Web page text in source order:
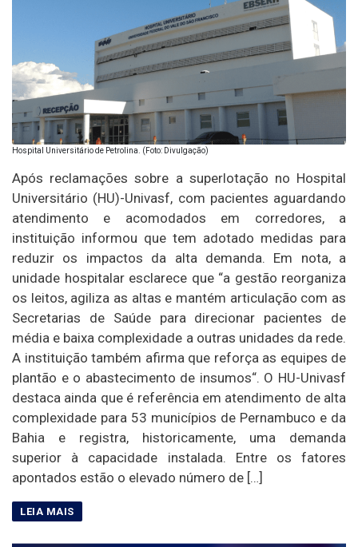
Hospital Universitário de Petrolina. (Foto: Divulgação)
Após reclamações sobre a superlotação no Hospital
Universitário (HU)-Univasf, com pacientes aguardando
atendimento e acomodados em corredores, a
instituição informou que tem adotado medidas para
reduzir os impactos da alta demanda. Em nota, a
unidade hospitalar esclarece que “a gestão reorganiza
os leitos, agiliza as altas e mantém articulação com as
Secretarias de Saúde para direcionar pacientes de
média e baixa complexidade a outras unidades da rede.
A instituição também afirma que reforça as equipes de
plantão e o abastecimento de insumos“. O HU-Univasf
destaca ainda que é referência em atendimento de alta
complexidade para 53 municípios de Pernambuco e da
Bahia e registra, historicamente, uma demanda
superior à capacidade instalada. Entre os fatores
apontados estão o elevado número de […]